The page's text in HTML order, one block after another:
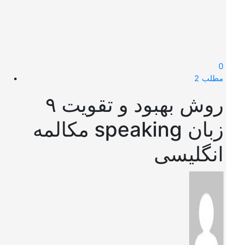
0
مطلب 2
۹ روش بهبود و تقویت
مکالمه speaking زبان
انگلیسی